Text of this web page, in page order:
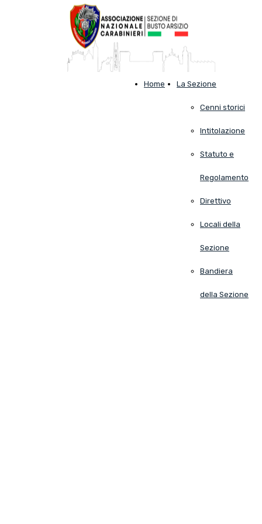
Home La Sezione
Cenni storici
Intitolazione
Statuto e
Regolamento
Direttivo
Locali della
Sezione
Bandiera
della Sezione